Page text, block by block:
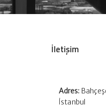
İletişim
Adres:
İstanbul